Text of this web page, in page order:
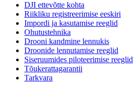
DJI ettevõtte kohta
Riikliku registreerimise eeskiri
Impordi ja kasutamise reeglid
Ohutustehnika
Drooni kandmine lennukis
Droonide lennutamise reeglid
Siseruumides piloteerimise reeglid
Tõukerattagarantii
Tarkvara